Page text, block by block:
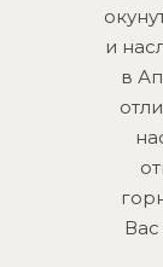
и
в